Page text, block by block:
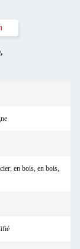
,
en bois, en bois,